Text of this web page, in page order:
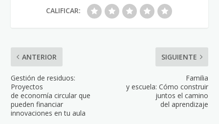
CALIFICAR:
ANTERIOR
Gestión de residuos:
Proyectos
de economía circular que
pueden financiar
innovaciones en tu aula
SIGUIENTE
Familia
y escuela: Cómo construir
juntos el camino
del aprendizaje